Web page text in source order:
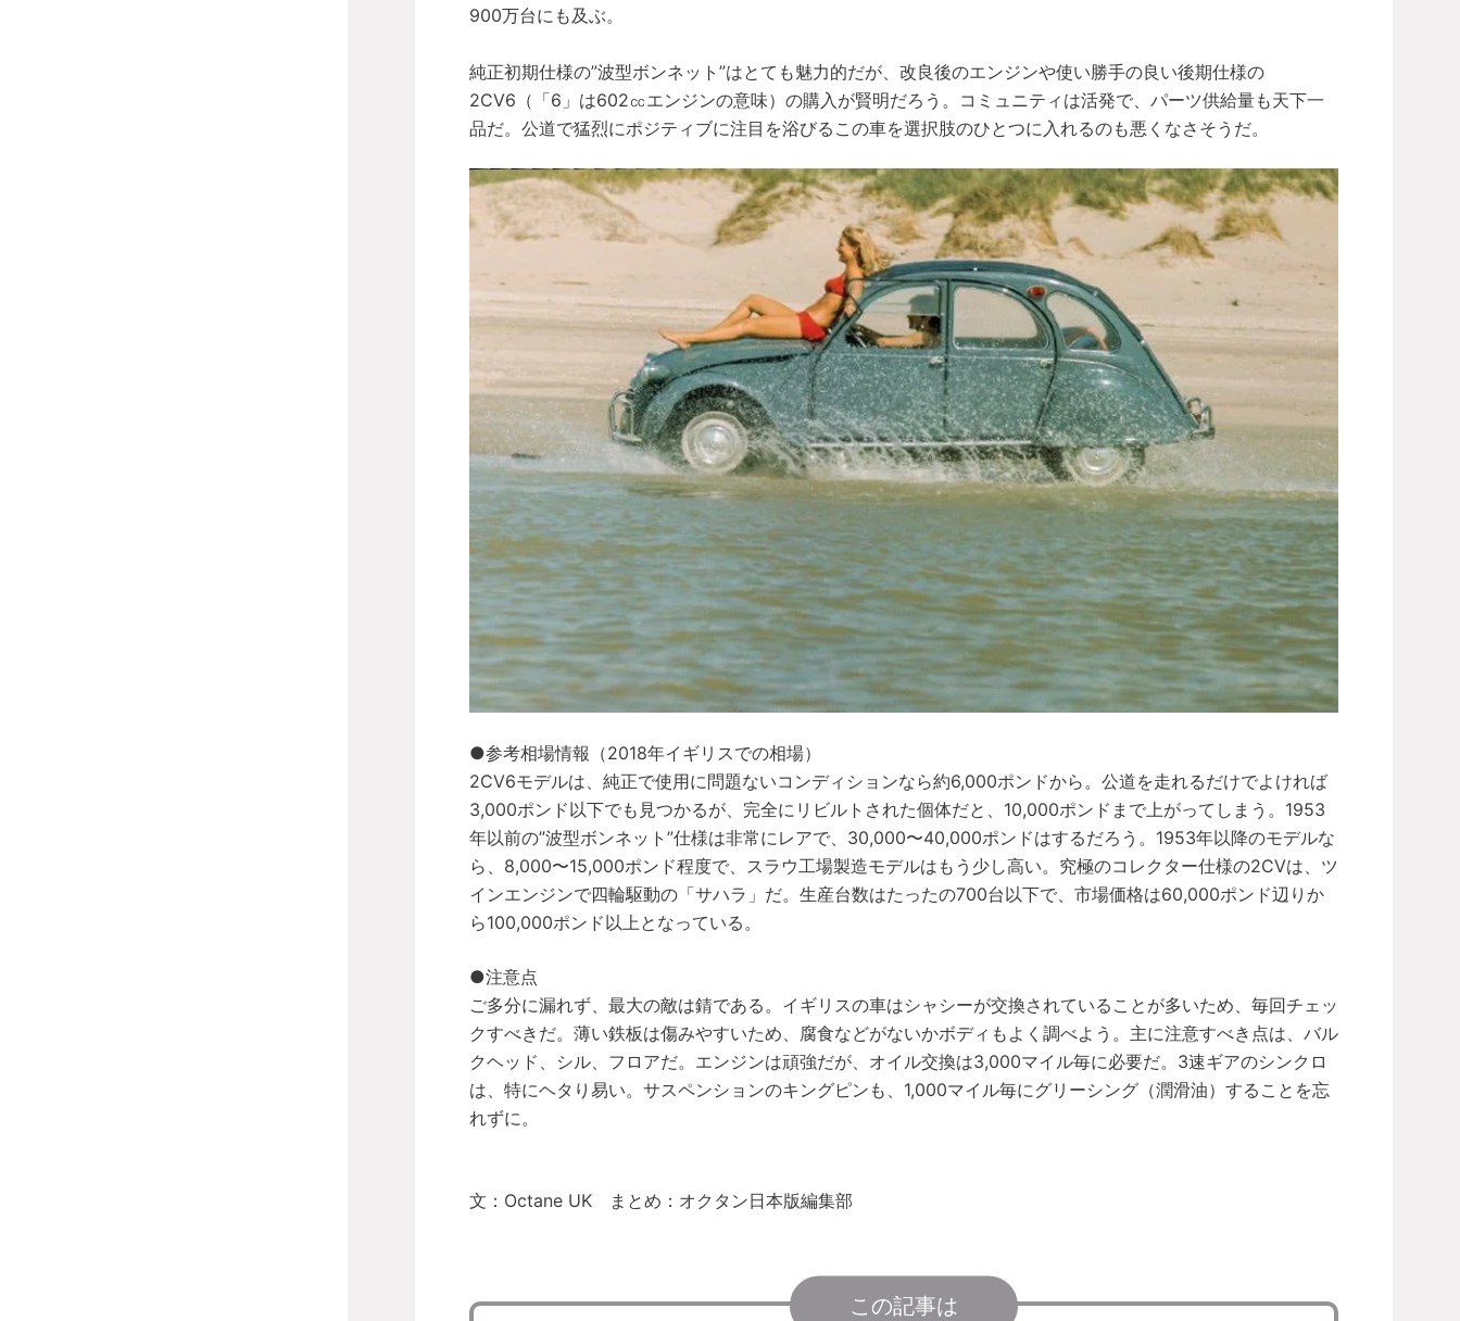
900万台にも及ぶ。
純正初期仕様の”波型ボンネット”はとても魅力的だが、改良後のエンジンや使い勝手の良い後期仕様の
2CV6（「6」は602㏄エンジンの意味）の購入が賢明だろう。コミュニティは活発で、パーツ供給量も天下一
品だ。公道で猛烈にポジティブに注目を浴びるこの車を選択肢のひとつに入れるのも悪くなさそうだ。
●参考相場情報（2018年イギリスでの相場）
2CV6モデルは、純正で使用に問題ないコンディションなら約6,000ポンドから。公道を走れるだけでよければ
3,000ポンド以下でも見つかるが、完全にリビルトされた個体だと、10,000ポンドまで上がってしまう。1953
年以前の”波型ボンネット”仕様は非常にレアで、30,000〜40,000ポンドはするだろう。1953年以降のモデルな
ら、8,000〜15,000ポンド程度で、スラウ工場製造モデルはもう少し高い。究極のコレクター仕様の2CVは、ツ
インエンジンで四輪駆動の「サハラ」だ。生産台数はたったの700台以下で、市場価格は60,000ポンド辺りか
ら100,000ポンド以上となっている。
●注意点
ご多分に漏れず、最大の敵は錆である。イギリスの車はシャシーが交換されていることが多いため、毎回チェッ
クすべきだ。薄い鉄板は傷みやすいため、腐食などがないかボディもよく調べよう。主に注意すべき点は、バル
クヘッド、シル、フロアだ。エンジンは頑強だが、オイル交換は3,000マイル毎に必要だ。3速ギアのシンクロ
は、特にヘタり易い。サスペンションのキングピンも、1,000マイル毎にグリーシング（潤滑油）することを忘
れずに。
文：Octane UK まとめ：オクタン日本版編集部
この記事は